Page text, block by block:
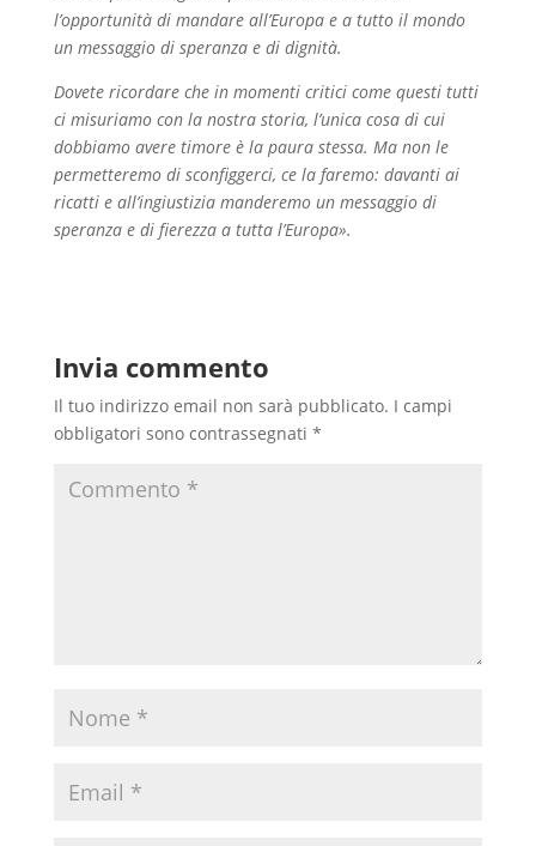
l’opportunità di mandare all’Europa e a tutto il mondo
un messaggio di speranza e di dignità.
Dovete ricordare che in momenti critici come questi tutti
ci misuriamo con la nostra storia, l’unica cosa di cui
dobbiamo avere timore è la paura stessa. Ma non le
permetteremo di sconfiggerci, ce la faremo: davanti ai
ricatti e all’ingiustizia manderemo un messaggio di
speranza e di fierezza a tutta l’Europa».
Invia commento
Il tuo indirizzo email non sarà pubblicato. I campi
obbligatori sono contrassegnati *